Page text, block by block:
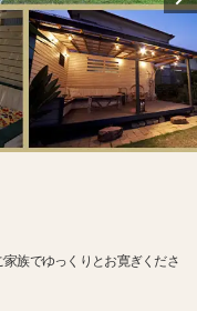
族でゆっくりとお寛ぎくださ